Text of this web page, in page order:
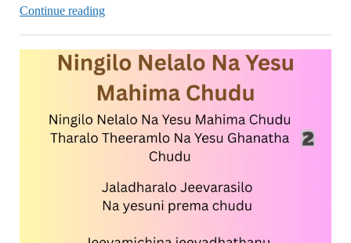
Continue readingVekuvane
Song
Lyrics
in
Telugu
Now